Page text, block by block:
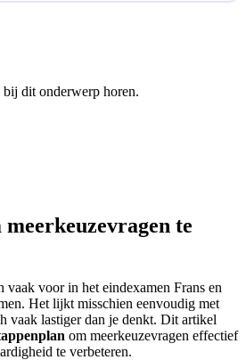
dit onderwerp horen.
te
vaak voor in het eindexamen Frans en
Het lijkt misschien eenvoudig met
vaak lastiger dan je denkt. Dit artikel
om meerkeuzevragen effectief
te verbeteren.